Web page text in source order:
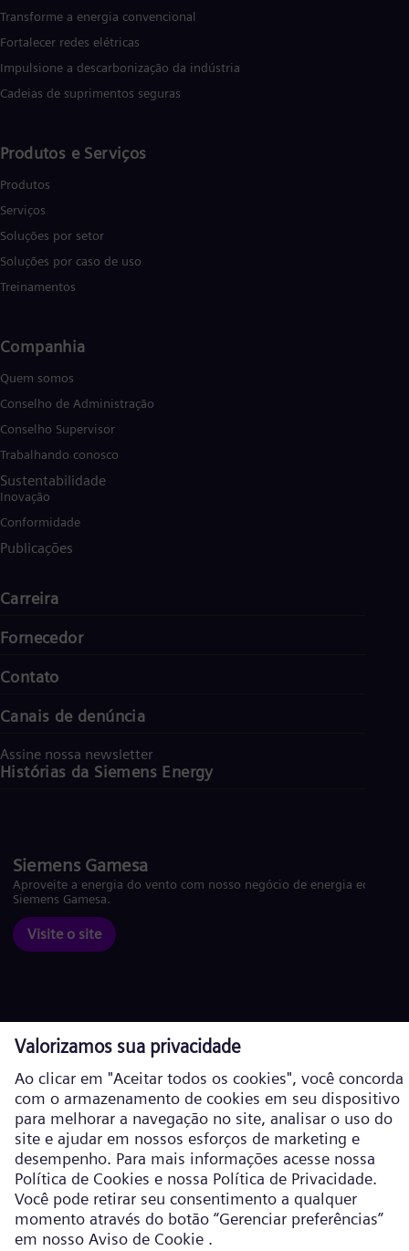
Transforme a energia convencional
Fortalecer redes elétricas
Impulsione a descarbonização da indústria
Cadeias de suprimentos seguras
Produtos e Serviços
Produtos
Serviços
Soluções por setor
Soluções por caso de uso
Treinamentos
Companhia
Quem somos
Conselho de Administração
Conselho Supervisor
Trabalhando conosco
Sustentabilidade
Inovação
Conformidade
Publicações
Carreira
Fornecedor
Contato
Canais de denúncia
Assine nossa newsletter
Histórias da Siemens Energy
Siemens Gamesa
Aproveite a energia do vento com nosso negócio de energia eólica
Siemens Gamesa.
Visite o site
Termos de Uso
Informações corporativas
Siemens Energy é uma marca comercial licenciada pela Siemens AG. ©
Siemens Energy, 2026